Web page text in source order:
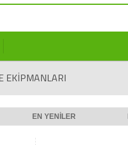
EKIPMANLARI
EN YENILER